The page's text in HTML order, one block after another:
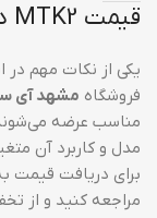
قیمت MTK2 در مشهد آی سی
یکی از نکات مهم در
فروشگاه مشهد آی
مناسب عرضه
مدل و کاربرد آن
برای دریافت قیمت
مراجعه کنید و از